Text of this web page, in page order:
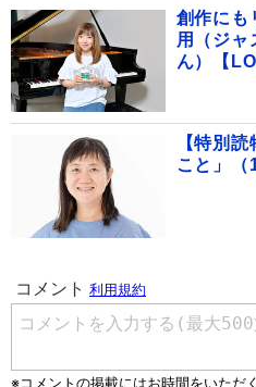
創作にも
用（ジ
ん）【
【特別
こと」